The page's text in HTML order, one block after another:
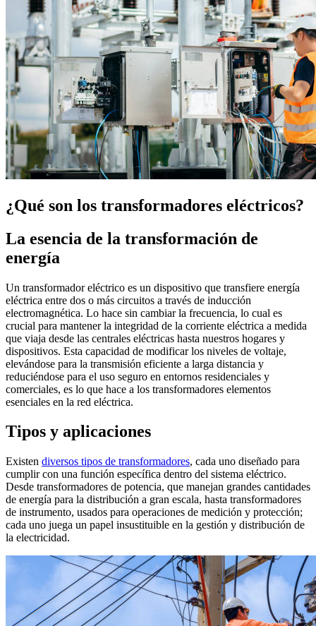
¿Qué son los transformadores eléctricos?
La esencia de la transformación de
energía
Un transformador eléctrico es un dispositivo que transfiere energía
eléctrica entre dos o más circuitos a través de inducción
electromagnética. Lo hace sin cambiar la frecuencia, lo cual es
crucial para mantener la integridad de la corriente eléctrica a medida
que viaja desde las centrales eléctricas hasta nuestros hogares y
dispositivos. Esta capacidad de modificar los niveles de voltaje,
elevándose para la transmisión eficiente a larga distancia y
reduciéndose para el uso seguro en entornos residenciales y
comerciales, es lo que hace a los transformadores elementos
esenciales en la red eléctrica.
Tipos y aplicaciones
Existen diversos tipos de transformadores, cada uno diseñado para
cumplir con una función específica dentro del sistema eléctrico.
Desde transformadores de potencia, que manejan grandes cantidades
de energía para la distribución a gran escala, hasta transformadores
de instrumento, usados para operaciones de medición y protección;
cada uno juega un papel insustituible en la gestión y distribución de
la electricidad.